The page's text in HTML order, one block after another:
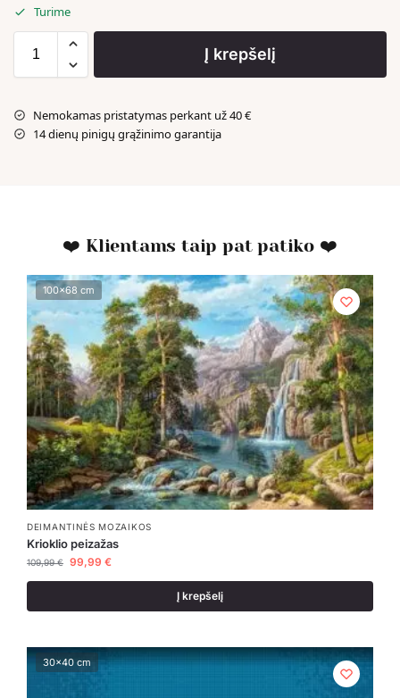
Turime
Į krepšelį
Nemokamas pristatymas perkant už 40 €
14 dienų pinigų grąžinimo garantija
❤️ Klientams taip pat patiko ❤️
100x68 cm
DEIMANTINĖS MOZAIKOS
Krioklio peizažas
109,99€ 99,99 €
Į krepšelį
30x40 cm